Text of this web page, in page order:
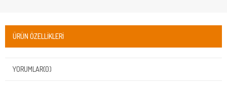
ÜRÜN ÖZELLIKLERI
YORUMLAR(0)